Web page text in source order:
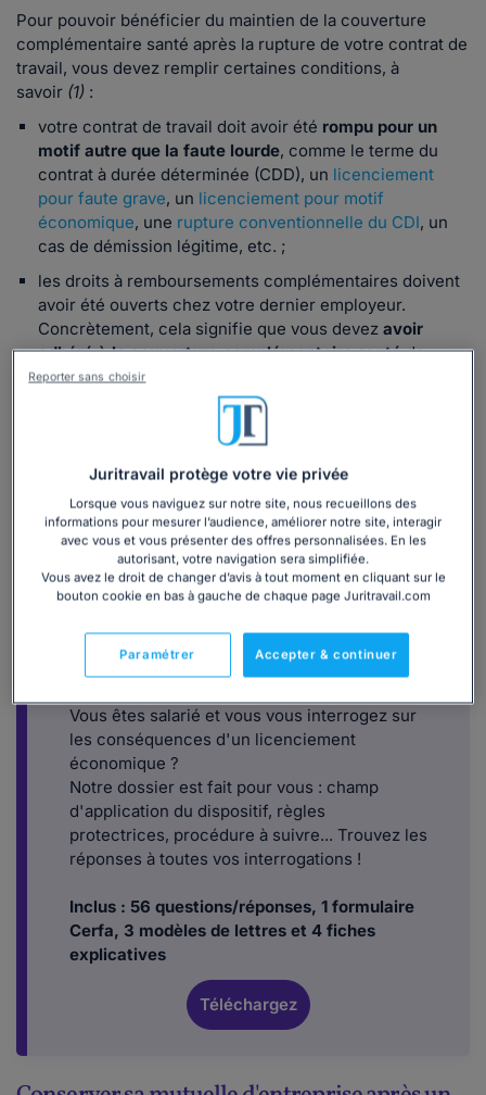
Pour pouvoir bénéficier du maintien de la couverture
complémentaire santé après la rupture de votre contrat de
travail, vous devez remplir certaines conditions, à
savoir (1) :
votre contrat de travail doit avoir été rompu pour un
motif autre que la faute lourde, comme le terme du
contrat à durée déterminée (CDD), un licenciement
pour faute grave, un licenciement pour motif
économique, une rupture conventionnelle du CDI, un
cas de démission légitime, etc. ;
les droits à remboursements complémentaires doivent
avoir été ouverts chez votre dernier employeur.
Concrètement, cela signifie que vous devez avoir
adhéré à la couverture complémentaire santéde
l'entreprise lorsque vous faisiez partie de ses
la rupture de votre contrat de travail doit vous ouvrir
ce dont vous devez être en mesure dejustifier
Défendre ses droits lors d'un
licenciement économique
Vous êtes salarié et vous vous interrogez sur
les conséquences d'un licenciement
économique ?
Notre dossier est fait pour vous : champ
d'application du dispositif, règles
protectrices, procédure à suivre... Trouvez les
réponses à toutes vos interrogations !
Inclus : 56 questions/réponses, 1 formulaire
Cerfa, 3 modèles de lettres et 4 fiches
explicatives
Téléchargez
Juritravail protège votre vie privée
Lorsque vous naviguez sur notre site, nous recueillons des
informations pour mesurer l’audience, améliorer notre site, interagir
avec vous et vous présenter des offres personnalisées. En les
autorisant, votre navigation sera simplifiée.
Vous avez le droit de changer d’avis à tout moment en cliquant sur le
bouton cookie en bas à gauche de chaque page Juritravail.com
Accepter & continuer
Paramétrer
Reporter sans choisir